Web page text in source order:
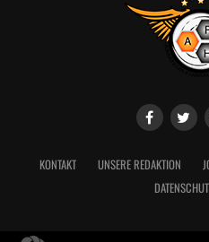
KONTAKT UNSERE REDAKTION